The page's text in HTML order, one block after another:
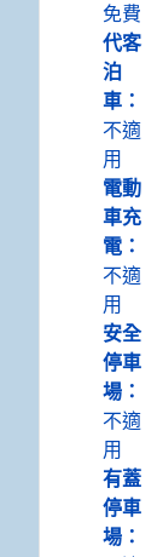
免費
代客
泊
車 ：
不適
用
電動
車充
電 ：
不適
用
安全
停車
場 ：
不適
用
有蓋
停車
場 ：